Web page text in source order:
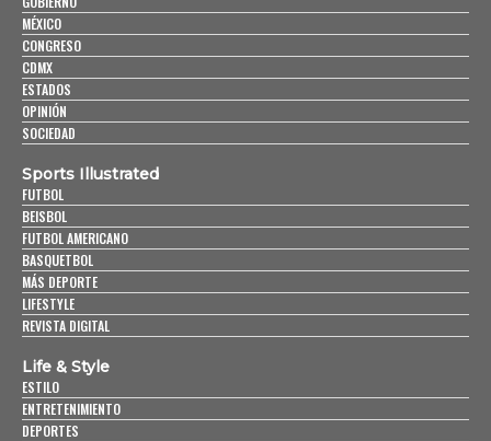
MÉXICO
CONGRESO
CDMX
ESTADOS
OPINIÓN
SOCIEDAD
Sports Illustrated
FUTBOL
BEISBOL
FUTBOL AMERICANO
BASQUETBOL
MÁS DEPORTE
LIFESTYLE
REVISTA DIGITAL
Life & Style
ESTILO
ENTRETENIMIENTO
DEPORTES